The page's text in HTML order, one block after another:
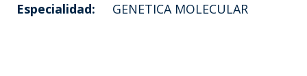
Especialidad:
GENETICA MOLECULAR